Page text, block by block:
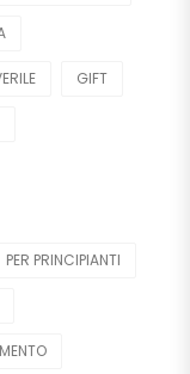
GIFT
PER PRINCIPIANTI